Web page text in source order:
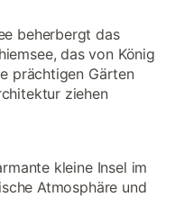
beherbergt das
das von König
prächtigen Gärten
ziehen
kleine Insel im
Atmosphäre und